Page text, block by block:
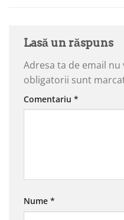
Lasă un răspuns
Adresa ta de email nu
obligatorii sunt
Comentariu *
Nume *